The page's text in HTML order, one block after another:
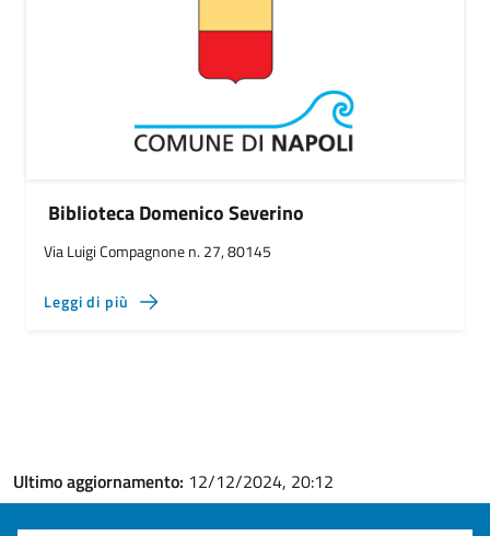
Biblioteca Domenico Severino
Via Luigi Compagnone n. 27, 80145
Leggi di più
Ultimo aggiornamento: 12/12/2024, 20:12